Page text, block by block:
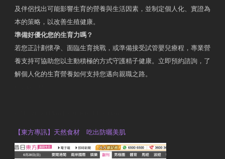
及伴侶找出可能影響生育的營養與生活因素，並制定個人化、實證為
本的策略，以改善生殖健康。
準備好優化您的生育力嗎？
若您正計劃懷孕、面臨生育挑戰，或準備接受試管嬰兒療程，專業營
養支持可協助您以主動積極的方式守護精子健康。立即預約諮詢，了
解個人化的生育營養如何支持您邁向親職之路。
【東方專訊】天然食材 吃出防曬美肌